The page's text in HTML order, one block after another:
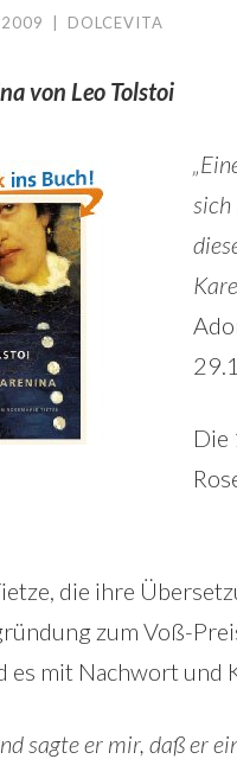
2009 DOLCEVITA
von Leo Tolstoi
sich
Die
die ihre
zum Voß-
es mit Nachwort und
sagte er mir, daß er